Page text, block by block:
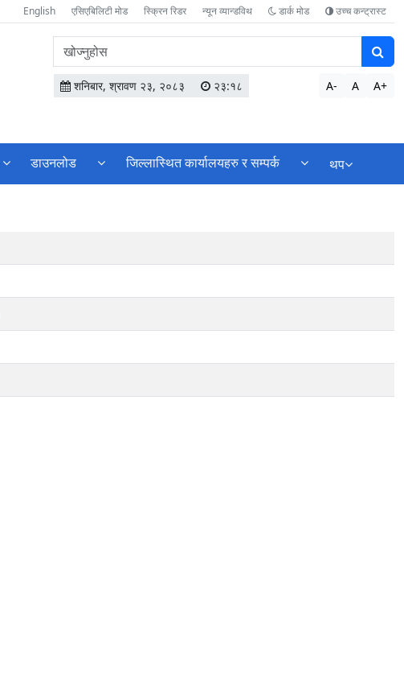
English एसिएबिलिटी मोड स्क्रिन रिडर न्यून व्यान्डविथ डार्क मोड उच्च कन्ट्रास्ट
वेबसाइटमा
सामग्री
खोज्नुहोस
शनिबार, श्रावण २३, २०८३ २३:१८ A- A A+
डाउनलोड जिल्लास्थित कार्यालयहरु र सम्पर्क थप